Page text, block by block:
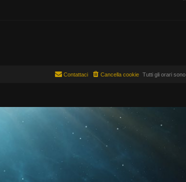
Tutti gli orari sono
Cancella cookie
Contattaci